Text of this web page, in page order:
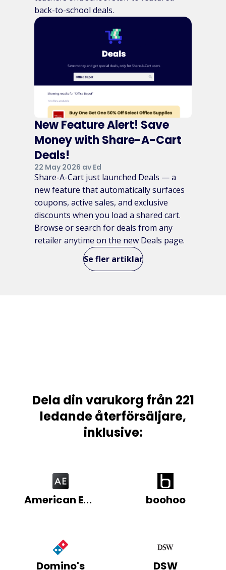
back-to-school deals.
New Feature Alert! Save
Money with Share-A-Cart
Deals!
22 May 2026 av Ed
Share-A-Cart just launched Deals — a
new feature that automatically surfaces
coupons, active sales, and exclusive
discounts when you load a shared cart.
Browse or search for deals from any
retailer anytime on the new Deals page.
Se fler artiklar
Dela din varukorg från 221
ledande återförsäljare,
inklusive:
American Eagle boohoo
Domino's DSW